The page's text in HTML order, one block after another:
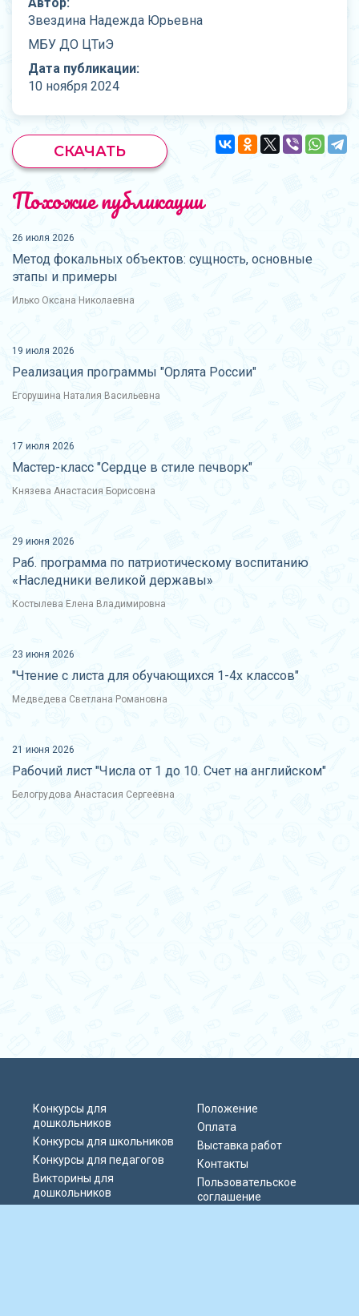
Звездина Надежда Юрьевна
МБУ ДО ЦТиЭ
Дата публикации:
10 ноября 2024
СКАЧАТЬ
Похожие публикации
26 июля 2026
Метод фокальных объектов: сущность, основные
этапы и примеры
Илько Оксана Николаевна
19 июля 2026
Реализация программы "Орлята России"
Егорушина Наталия Васильевна
17 июля 2026
Мастер-класс "Сердце в стиле печворк"
Князева Анастасия Борисовна
29 июня 2026
Раб. программа по патриотическому воспитанию
«Наследники великой державы»
Костылева Елена Владимировна
23 июня 2026
"Чтение с листа для обучающихся 1-4х классов"
Медведева Светлана Романовна
21 июня 2026
Рабочий лист "Числа от 1 до 10. Счет на английском"
Белогрудова Анастасия Сергеевна
Конкурсы для
дошкольников
Конкурсы для школьников
Конкурсы для педагогов
Викторины для
дошкольников
Положение
Оплата
Выставка работ
Контакты
Пользовательское
соглашение